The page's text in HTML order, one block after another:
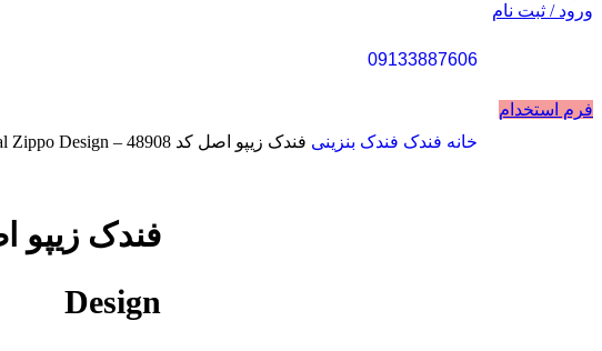
ورود / ثبت نام
09133887606
فرم استخدام
خانه فندک فندک بنزینی فندک زیپو اصل کد 48908 – Original Zippo Design
Design